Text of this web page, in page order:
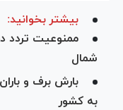
بیشتر بخوانید:
ممنوعیت تردد
شمال
به کشور